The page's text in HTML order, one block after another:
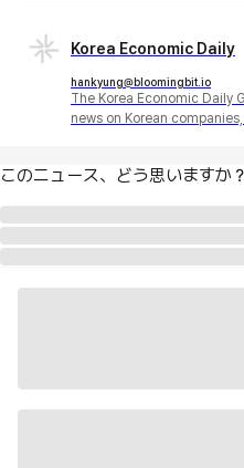
Korea Economic Daily
hankyung@bloomingbit.io
The Korea Economic Daily
news on Korean
このニュース、どう思いますか？